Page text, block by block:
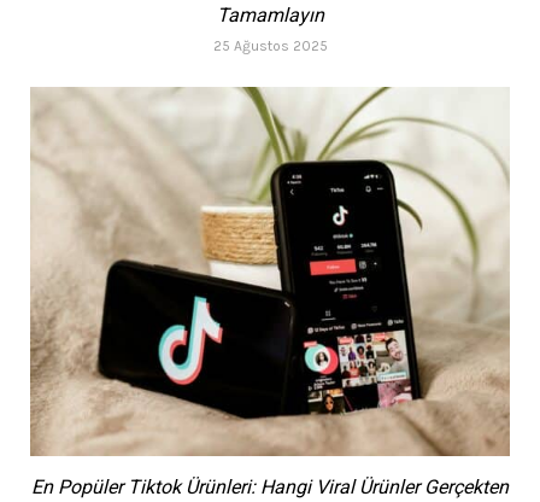
Tamamlayın
25 Ağustos 2025
En Popüler Tiktok Ürünleri: Hangi Viral Ürünler Gerçekten